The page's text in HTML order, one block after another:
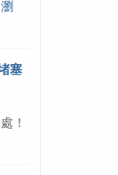
瀏
塞
！